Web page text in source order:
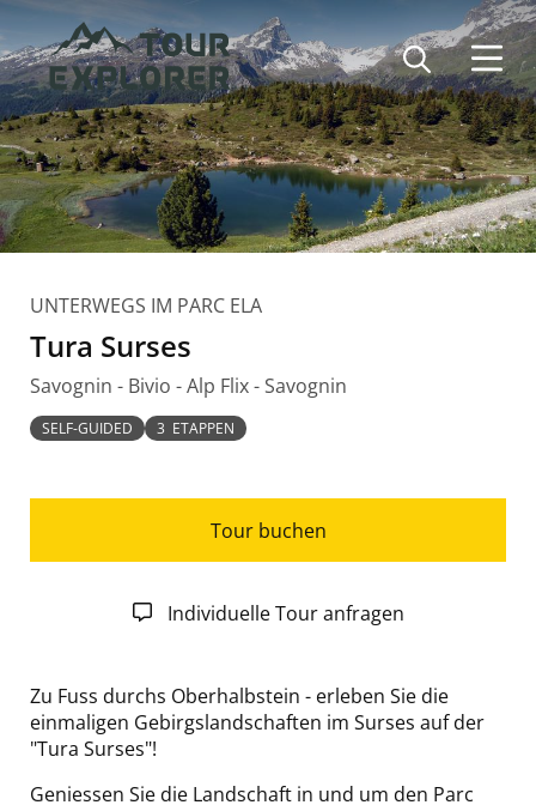
zum
Inhalt
UNTERWEGS IM PARC ELA
Tura Surses
Savognin - Bivio - Alp Flix - Savognin
SELF-GUIDED 3 ETAPPEN
Tour buchen
Individuelle Tour anfragen
Zu Fuss durchs Oberhalbstein - erleben Sie die
einmaligen Gebirgslandschaften im Surses auf der
"Tura Surses"!
Geniessen Sie die Landschaft in und um den Parc